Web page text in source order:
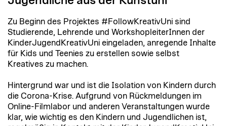
Zu Beginn des Projektes #FollowKreativUni sind
Studierende, Lehrende und WorkshopleiterInnen der
KinderJugendKreativUni eingeladen, anregende Inhalte
für Kids und Teenies zu erstellen sowie selbst
Kreatives zu machen.
Hintergrund war und ist die Isolation von Kindern durch
die Corona-Krise. Aufgrund von Rückmeldungen im
Online-Filmlabor und anderen Veranstaltungen wurde
klar, wie wichtig es den Kindern und Jugendlichen ist,